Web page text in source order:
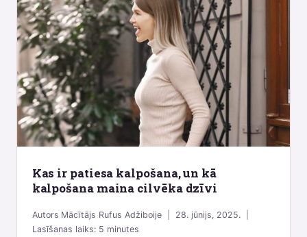
Kas ir patiesa kalpošana, un kā
kalpošana maina cilvēka dzīvi
Autors Mācītājs Rufus Adžiboije
28. jūnijs, 2025.
Lasīšanas laiks:5 minutes